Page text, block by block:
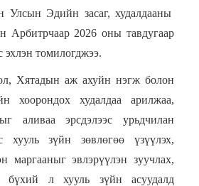
Улсын Эдийн засаг, худалдааны
Арбитрчаар 2026 оны тавдугаар
эхлэн томилогджээ.
Хятадын аж ахуйн нэгж болон
хоорондох худалдаа арилжаа,
аливаа эрсдэлээс урьдчилан
хууль зүйн зөвлөгөө үзүүлэх,
маргааныг эвлэрүүлэн зуучлах,
бүхий л хууль зүйн асуудалд